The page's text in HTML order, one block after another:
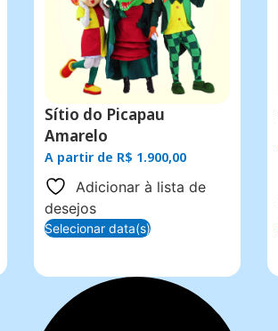
Sítio do Picapau
Amarelo
A partir de R$ 1.900,00
Adicionar à lista de
desejos
Selecionar data(s)